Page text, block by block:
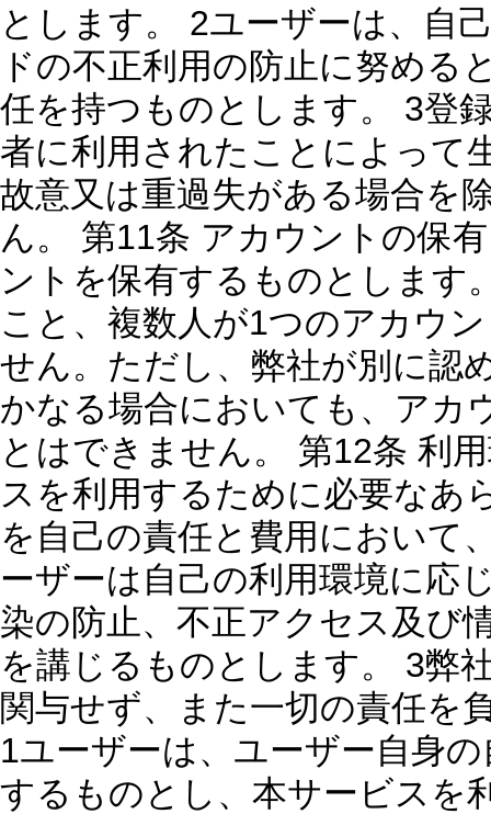
とします。 2ユーザーは、自
ドの不正利用の防止に努める
任を持つものとします。 3登
者に利用されたことによって
故意又は重過失がある場合を
ん。 第11条 アカウントの保
ントを保有するものとします
こと、複数人が1つのアカウ
せん。ただし、弊社が別に認
かなる場合においても、アカ
とはできません。 第12条 利
スを利用するために必要なあ
を自己の責任と費用において
ーザーは自己の利用環境に応
染の防止、不正アクセス及び
を講じるものとします。 3弊
関与せず、また一切の責任を
1ユーザーは、ユーザー自身
するものとし、本サービスを